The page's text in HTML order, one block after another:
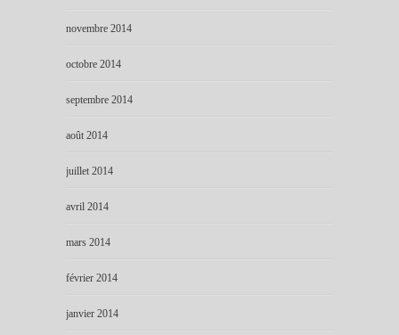
novembre 2014
octobre 2014
septembre 2014
août 2014
juillet 2014
avril 2014
mars 2014
février 2014
janvier 2014